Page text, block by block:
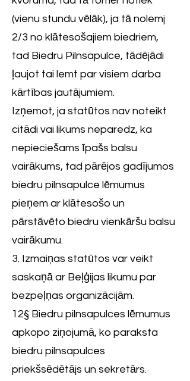
(vienu stundu vēlāk), ja tā nolemj
2/3 no klātesošajiem biedriem,
tad Biedru Pilnsapulce, tādējādi
ļaujot tai lemt par visiem darba
kārtības jautājumiem.
Izņemot, ja statūtos nav noteikt
citādi vai likums neparedz, ka
nepieciešams īpašs balsu
vairākums, tad pārējos gadījumos
biedru pilnsapulce lēmumus
pieņem ar klātesošo un
pārstāvēto biedru vienkāršu balsu
vairākumu.
3. Izmaiņas statūtos var veikt
saskaņā ar Beļģijas likumu par
bezpeļņas organizācijām.
12§ Biedru pilnsapulces lēmumus
apkopo ziņojumā, ko paraksta
biedru pilnsapulces
priekšsēdētājs un sekretārs.